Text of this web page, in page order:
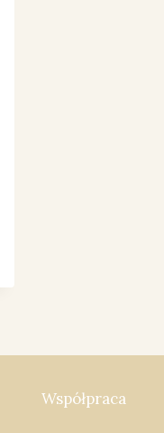
Współpraca